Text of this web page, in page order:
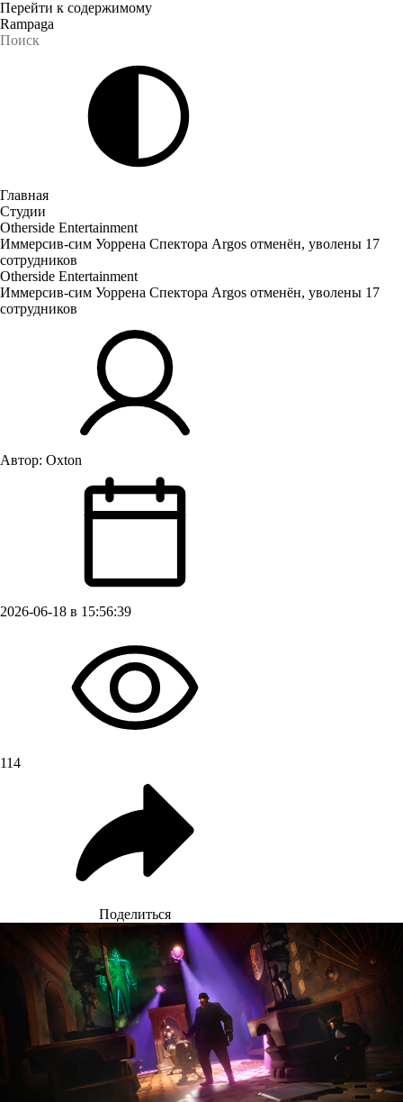
Перейти к содержимому
Rampaga
Главная
Студии
Otherside Entertainment
Иммерсив-сим Уоррена Спектора Argos отменён, уволены 17
сотрудников
Otherside Entertainment
Иммерсив-сим Уоррена Спектора Argos отменён, уволены 17
сотрудников
Автор: Oxton
2026-06-18 в 15:56:39
114
Поделиться